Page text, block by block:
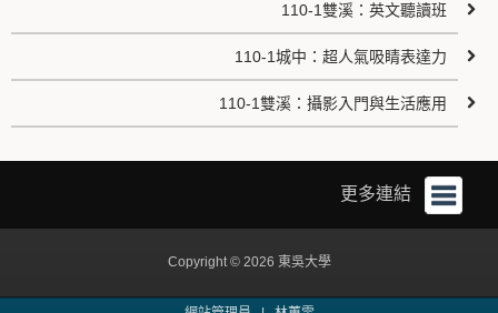
110-1雙溪：英文聽讀班
110-1城中：超人氣吸睛表達力
110-1雙溪：攝影入門與生活應用
更多連結
Copyright © 2026 東吳大學